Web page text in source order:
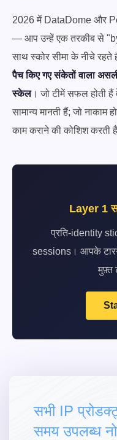
2026 में DataDome और
— आप उन्हें एक तरकीब से
साथ स्कोर सीमा के नीचे रहते
पैच किए गए संकेतों वाला
स्केल। जो टीमें सफल होती
सामान्य मानती हैं; जो
काम कराने की कोशिश करती
Layer 1
प्रति-identity
sessions। आपके
मुफ़्त
सभी IP
समय उपलब्ध